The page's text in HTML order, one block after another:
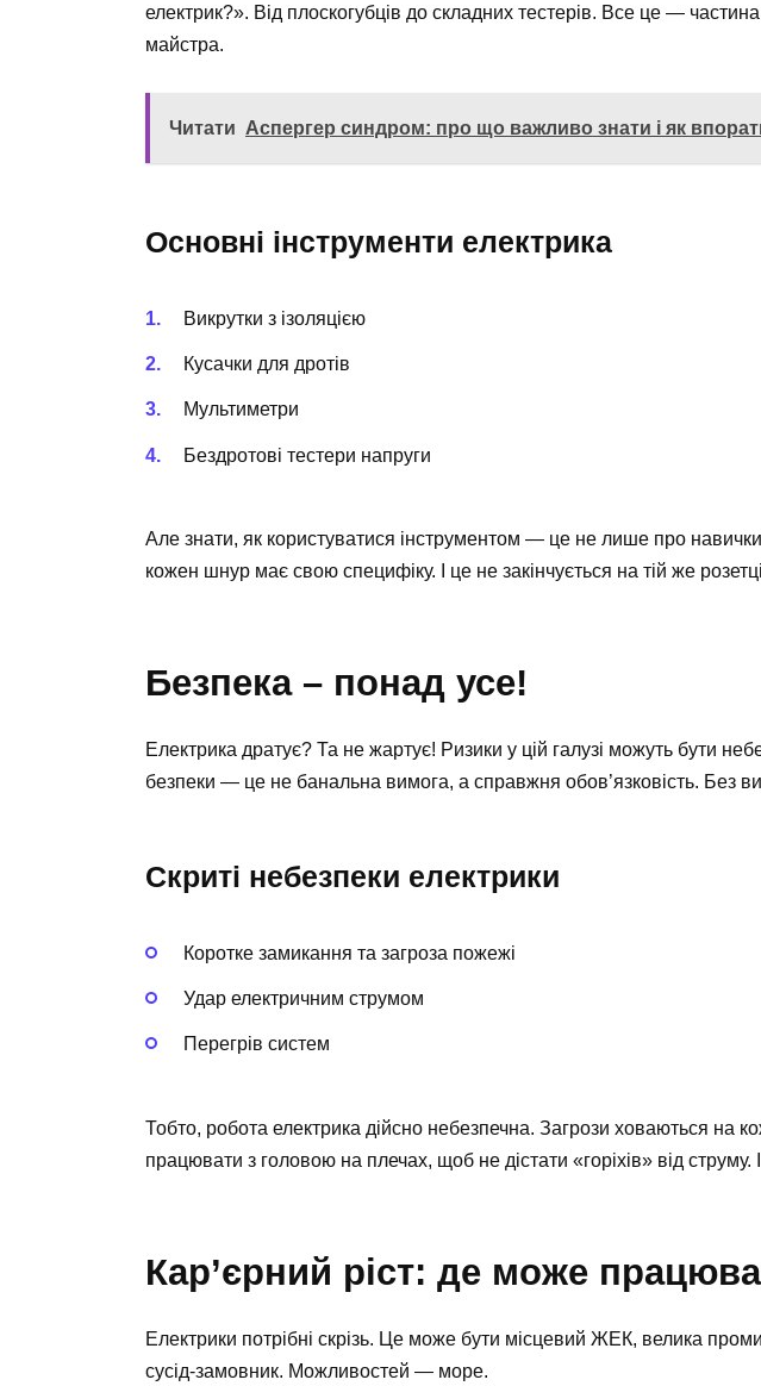
електрик?». Від плоскогубців до складних тестерів. Все це —
майстра.
Читати Аспергер синдром: про що важливо знати і як
Основні інструменти електрика
Викрутки з ізоляцією
Кусачки для дротів
Мультиметри
Бездротові тестери напруги
Але знати, як користуватися інструментом — це не лише про
кожен шнур має свою специфіку. І це не закінчується на тій же
Безпека – понад усе!
Електрика дратує? Та не жартує! Ризики у цій галузі можуть бути
безпеки — це не банальна вимога, а справжня обов’язковість. Без
Скриті небезпеки електрики
Коротке замикання та загроза пожежі
Удар електричним струмом
Перегрів систем
Тобто, робота електрика дійсно небезпечна. Загрози ховаються на
працювати з головою на плечах, щоб не дістати «горіхів» від
Кар’єрний ріст: де може
Електрики потрібні скрізь. Це може бути місцевий ЖЕК, велика
сусід-замовник. Можливостей — море.